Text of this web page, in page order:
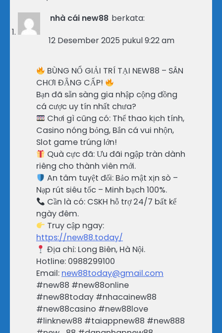
nhà cái new88 berkata:
12 Desember 2025 pukul 9:22 am
BÙNG NỔ GIẢI TRÍ TẠI NEW88 – SÂN
CHƠI ĐẲNG CẤP!
Bạn đã sẵn sàng gia nhập cộng đồng
cá cược uy tín nhất chưa?
Chơi gì cũng có: Thể thao kịch tính,
Casino nóng bỏng, Bắn cá vui nhộn,
Slot game trúng lớn!
Quà cực đã: Ưu đãi ngập tràn dành
riêng cho thành viên mới.
An tâm tuyệt đối: Bảo mật xịn sò –
Nạp rút siêu tốc – Minh bạch 100%.
Cần là có: CSKH hỗ trợ 24/7 bất kể
ngày đêm.
Truy cập ngay:
https://new88.today/
Địa chỉ: Long Biên, Hà Nội.
Hotline: 0988299100
Email: new88today@gmail.com
#new88 #new88online
#new88today #nhacainew88
#new88casino #new88love
#linknew88 #taiappnew88 #new888